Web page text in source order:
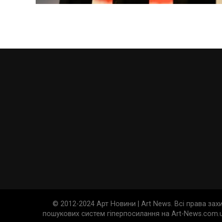
© 2012-2024 Арт Новини | Art News. Всі права
пошукових систем гіперпосилання на Art-